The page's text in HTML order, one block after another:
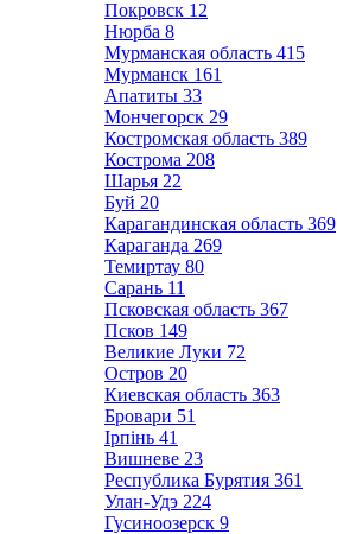
Покровск 12
Нюрба 8
Мурманская область 415
Мурманск 161
Апатиты 33
Мончегорск 29
Костромская область 389
Кострома 208
Шарья 22
Буй 20
Карагандинская область 369
Караганда 269
Темиртау 80
Сарань 11
Псковская область 367
Псков 149
Великие Луки 72
Остров 20
Киевская область 363
Бровари 51
Ірпінь 41
Вишневе 23
Республика Бурятия 361
Улан-Удэ 224
Гусиноозерск 9